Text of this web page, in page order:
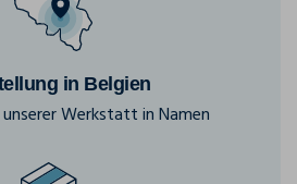
in Belgien
Werkstatt in Namen